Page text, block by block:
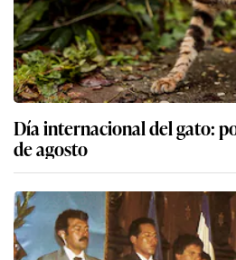
Día internacional del gato:
de agosto